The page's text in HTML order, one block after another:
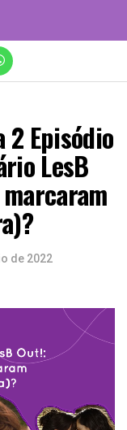
2 Episódio
LesB
de 2022